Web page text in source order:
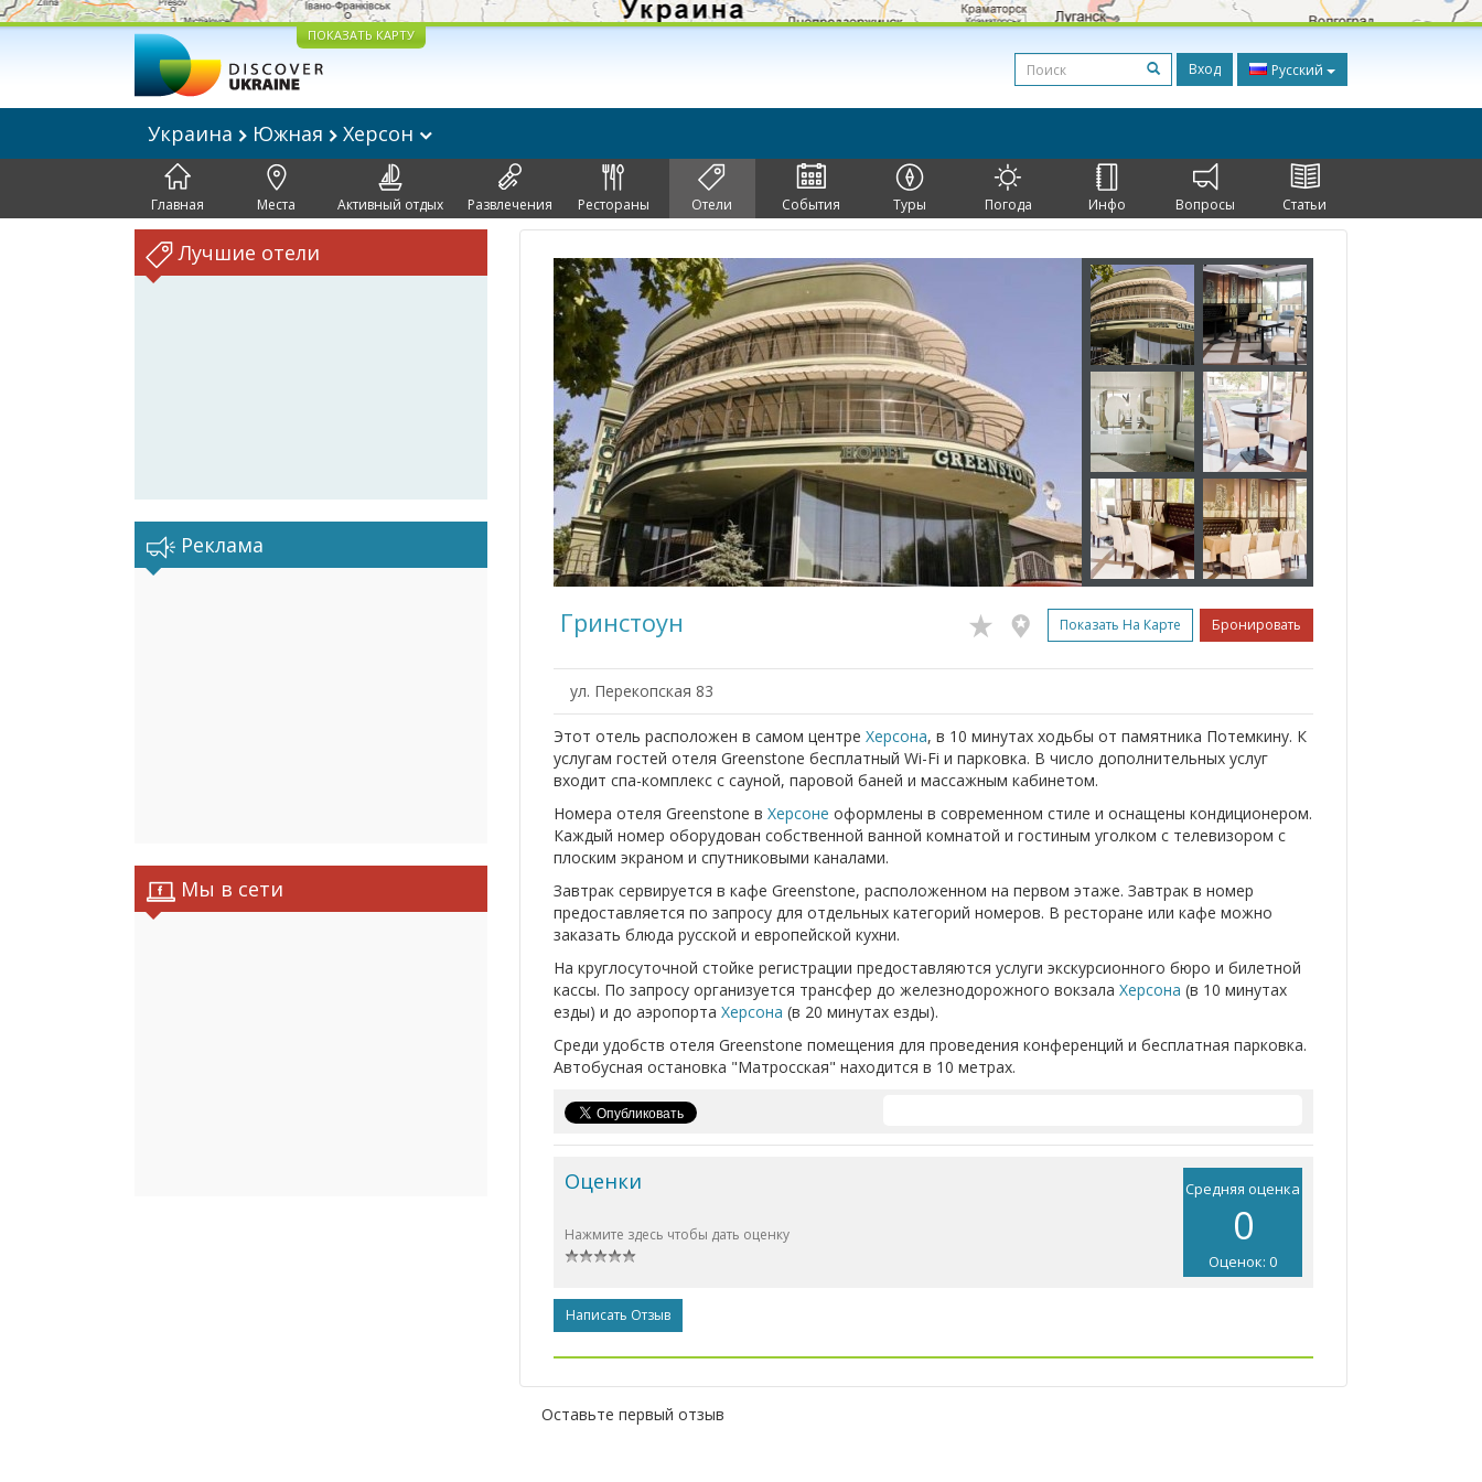
ПОКАЗАТЬ КАРТУ
Вход Русский
Украина Южная Херсон
Главная Места Активный отдых Развлечения Рестораны Отели События Туры Погода Инфо Вопросы Статьи
Лучшие отели
Реклама
Мы в сети
Гринстоун Показать На Карте Бронировать
ул. Перекопская 83
Этот отель расположен в самом центре Херсона, в 10 минутах ходьбы от памятника Потемкину. К
услугам гостей отеля Greenstone бесплатный Wi-Fi и парковка. В число дополнительных услуг
входит спа-комплекс с сауной, паровой баней и массажным кабинетом.
Номера отеля Greenstone в Херсоне оформлены в современном стиле и оснащены кондиционером.
Каждый номер оборудован собственной ванной комнатой и гостиным уголком с телевизором с
плоским экраном и спутниковыми каналами.
Завтрак сервируется в кафе Greenstone, расположенном на первом этаже. Завтрак в номер
предоставляется по запросу для отдельных категорий номеров. В ресторане или кафе можно
заказать блюда русской и европейской кухни.
На круглосуточной стойке регистрации предоставляются услуги экскурсионного бюро и билетной
кассы. По запросу организуется трансфер до железнодорожного вокзала Херсона (в 10 минутах
езды) и до аэропорта Херсона (в 20 минутах езды).
Среди удобств отеля Greenstone помещения для проведения конференций и бесплатная парковка.
Автобусная остановка "Матросская" находится в 10 метрах.
Средняя оценка
0
Оценок: 0
Оценки
Нажмите здесь чтобы дать оценку
Написать Отзыв
Оставьте первый отзыв